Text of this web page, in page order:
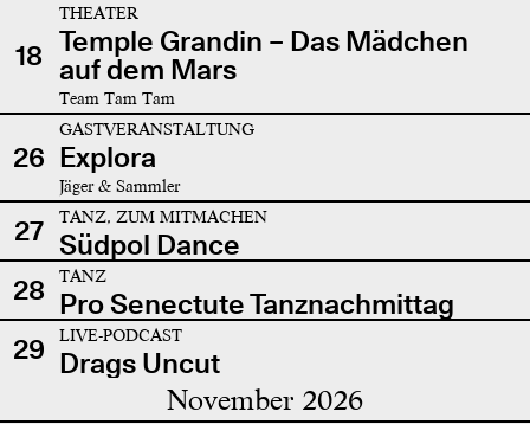
18
THEATER
Temple Grandin – Das Mädchen
auf dem Mars
Team Tam Tam
26
GASTVERANSTALTUNG
Explora
Jäger & Sammler
27 TANZ, ZUM MITMACHEN
Südpol Dance
28
TANZ
Pro Senectute Tanznachmittag
29
LIVE-PODCAST
Drags Uncut
November 2026